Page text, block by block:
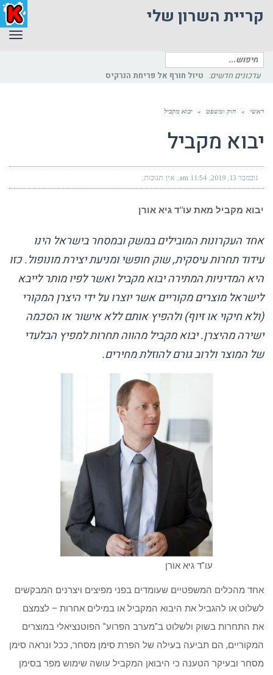
קריית השרון שלי
חיפוש
עבור:
עדכונים חדשים: טיול חורף אל פריחת הנרקיס
ראשי » חוק ומשפט » יבוא מקביל
יבוא מקביל
נובמבר 13, 2019 11:54 am אין תגובות
יבוא מקביל מאת עו"ד גיא אורן
אחד העקרונות המובילים במשק ובמסחר בישראל הינו
עידוד תחרות עיסקית, שוק חופשי ומניעת יצירת מונופול. כזו
היא המדיניות המתירה יבוא מקביל ואשר לפיו מותר לייבא
לישראל מוצרים מקוריים אשר יוצרו על ידי היצרן המקורי
(ולא חיקוי או זיוף) ולהפיץ אותם ללא אישור או הסכמה
ישירה מהיצרן. יבוא מקביל מהווה תחרות למפיץ הבלעדי
של המוצר ולרוב גורם להוזלת מחירים.
עו"ד גיא אורן
אחד מהכלים המשפטיים שעומדים בפני מפיצים ויצרנים המבקשים
לשלוט או להגביל את היבוא המקביל או במילים אחרות – לצמצם
את התחרות בשוק ולשלוט ב"מערב הפרוע" הפוטנציאלי במוצרים
המקוריים, הם תביעה בעילה של הפרת סימן מסחר, ככל ונראה סימן
מסחר ובעיקר הטענה כי היבואן המקביל עושה שימוש מפר בסימן